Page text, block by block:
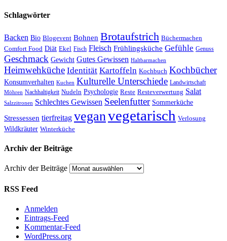
Schlagwörter
Backen Bio Blogevent Bohnen Brotaufstrich Büchermachen
Comfort Food Diät Ekel Fisch Fleisch Frühlingsküche Gefühle Genuss
Geschmack Gewicht Gutes Gewissen Haltbarmachen
Heimwehküche Identität Kartoffeln Kochbuch Kochbücher
Konsumverhalten Kuchen Kulturelle Unterschiede Landwirtschaft
Möhren Nachhaltigkeit Nudeln Psychologie Reste Resteverwertung Salat
Salzzitronen Schlechtes Gewissen Seelenfutter Sommerküche
Stressessen tierfreitag veganvegetarisch Verlosung
Wildkräuter Winterküche
Archiv der Beiträge
Archiv der Beiträge
RSS Feed
Anmelden
Eintrags-Feed
Kommentar-Feed
WordPress.org